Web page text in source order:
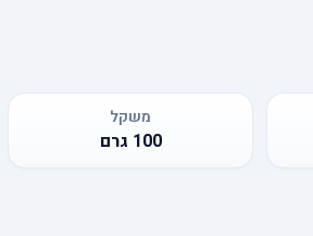
משקל
100 גרם